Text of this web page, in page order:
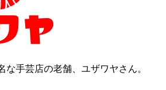
な手芸店の老舗、ユザワヤさん。